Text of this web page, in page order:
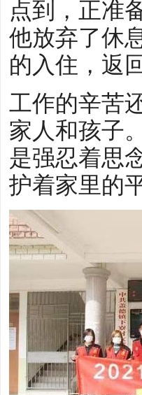
点到，正准
他放弃了休
的入住，返
工作的辛苦
家人和孩子
是强忍着思
护着家里的